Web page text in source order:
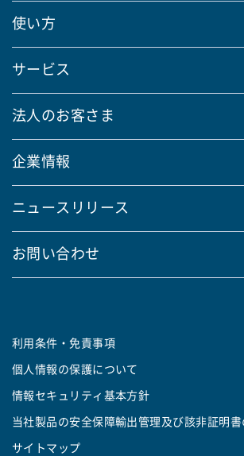
使い方
サービス
法人のお客さま
企業情報
ニュースリリース
お問い合わせ
利用条件・免責事項
個人情報の保護について
情報セキュリティ基本方針
当社製品の安全保障輸出管理及び該非証明
サイトマップ